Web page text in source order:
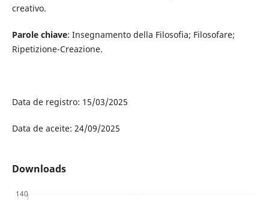
creativo.
Parole chiave: Insegnamento della Filosofia; Filosofare;
Ripetizione-Creazione.
Data de registro: 15/03/2025
Data de aceite: 24/09/2025
Downloads